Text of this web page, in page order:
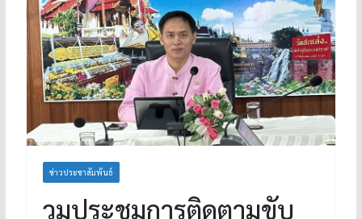
ข่าวประชาสัมพันธ์
วมประชุมการติดตามขับ